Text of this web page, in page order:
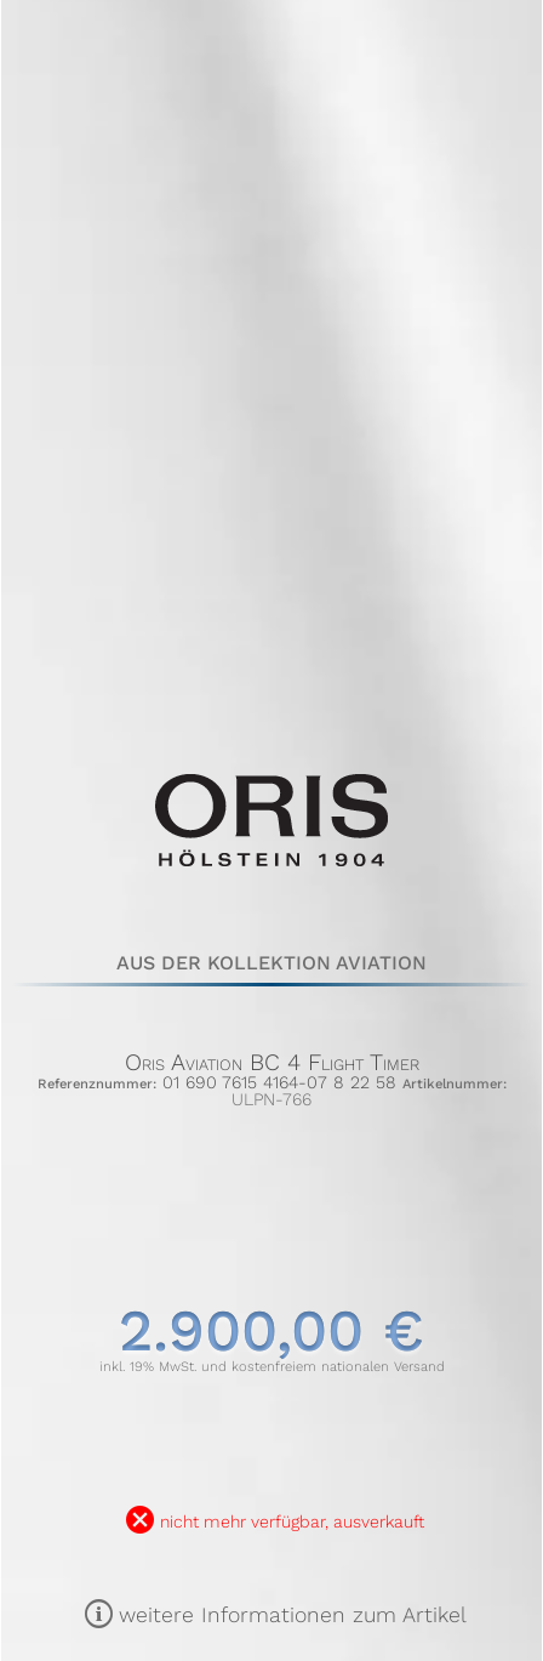
AUS DER KOLLEKTION AVIATION
Oris Aviation BC 4 Flight Timer
Referenznummer: 01 690 7615 4164-07 8 22 58 Artikelnummer:
ULPN-766
2.900,00 €
inkl. 19% MwSt. und kostenfreiem nationalen Versand
B nicht mehr verfügbar, ausverkauft
m weitere Informationen zum Artikel